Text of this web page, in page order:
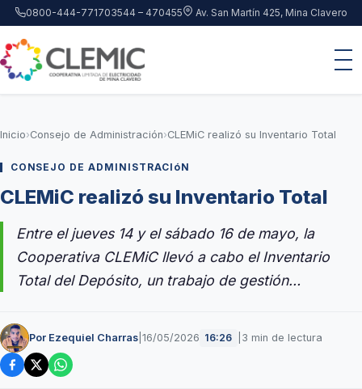
Saltar al contenido principal
0800-444-771703544 – 470455 Av. San Martín 425, Mina Clavero
Inicio›Consejo de Administración›CLEMiC realizó su Inventario Total
CONSEJO DE ADMINISTRACIóN
CLEMiC realizó su Inventario Total
Entre el jueves 14 y el sábado 16 de mayo, la
Cooperativa CLEMiC llevó a cabo el Inventario
Total del Depósito, un trabajo de gestión…
Por Ezequiel Charras 16/05/2026 16:26 3 min de lectura